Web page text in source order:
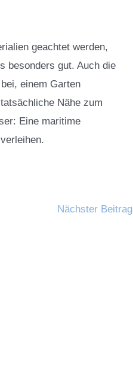
geachtet werden,
besonders gut. Auch die
einem Garten
Nähe zum
Eine maritime
Nächster Beitrag